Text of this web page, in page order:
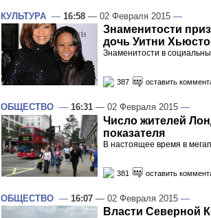
КУЛЬТУРА — 16:58 — 02 Февраля 2015 —
Знаменитости
дочь Уитни
Знаменитости в
387 оставить
ОБЩЕСТВО — 16:31 — 02 Февраля 2015 —
Число жителей
показателя
В настоящее время в
381 оставить
ОБЩЕСТВО — 16:07 — 02 Февраля 2015 —
Власти Северной